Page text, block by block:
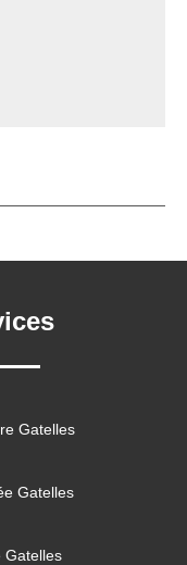
Gatelles
Gatelles
Gatelles